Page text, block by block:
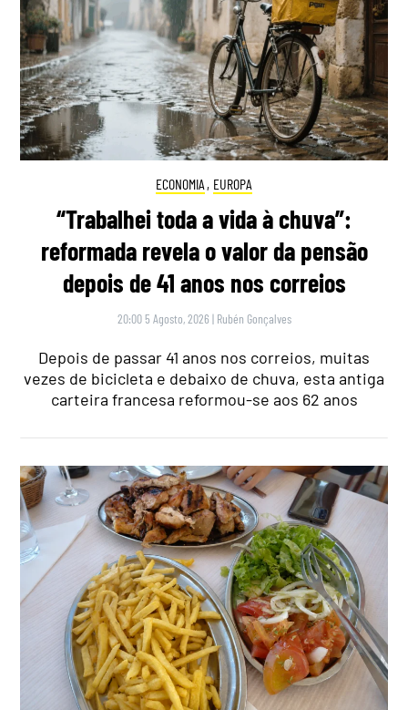
ECONOMIA , EUROPA
“Trabalhei toda a vida à chuva”:
reformada revela o valor da pensão
depois de 41 anos nos correios
20:00 5 Agosto, 2026 | Rubén Gonçalves
Depois de passar 41 anos nos correios, muitas
vezes de bicicleta e debaixo de chuva, esta antiga
carteira francesa reformou-se aos 62 anos